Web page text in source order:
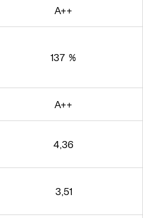
A++
137 %
A++
4,36
3,51